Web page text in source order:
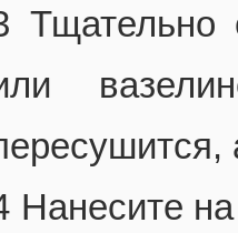
Тщательно
Нанесите